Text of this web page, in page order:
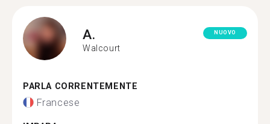
A.
Walcourt
NUOVO
PARLA CORRENTEMENTE
Francese